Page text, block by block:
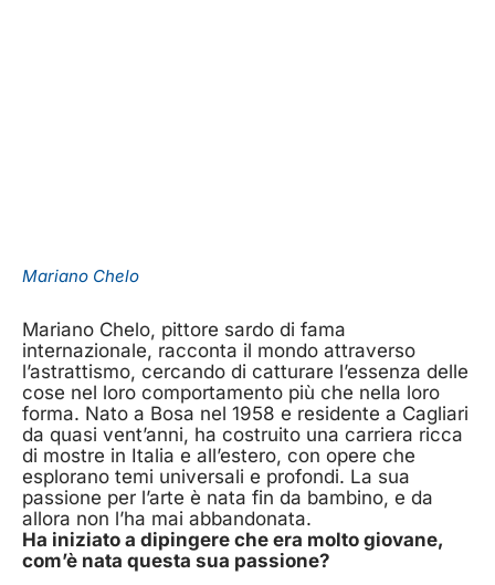
Mariano Chelo
Mariano Chelo, pittore sardo di fama
internazionale, racconta il mondo attraverso
l’astrattismo, cercando di catturare l’essenza delle
cose nel loro comportamento più che nella loro
forma. Nato a Bosa nel 1958 e residente a Cagliari
da quasi vent’anni, ha costruito una carriera ricca
di mostre in Italia e all’estero, con opere che
esplorano temi universali e profondi. La sua
passione per l’arte è nata fin da bambino, e da
allora non l’ha mai abbandonata.
Ha iniziato a dipingere che era molto giovane,
com’è nata questa sua passione?